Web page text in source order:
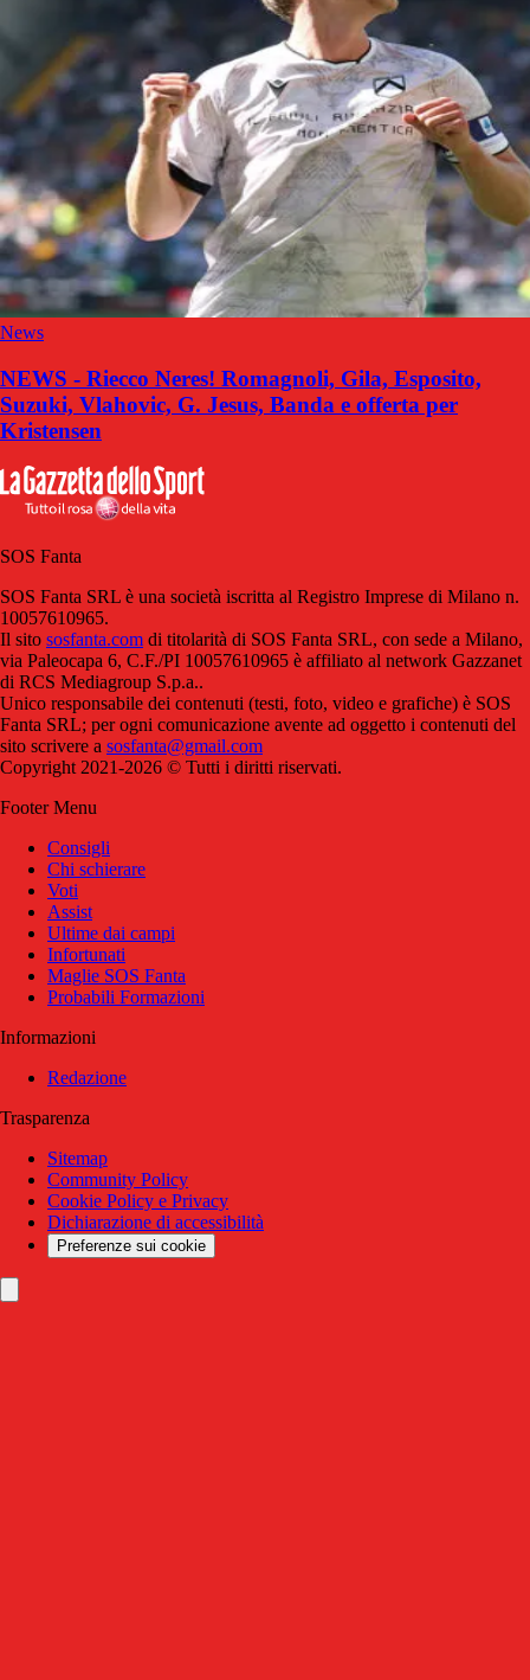
News
NEWS - Riecco Neres! Romagnoli, Gila, Esposito,
Suzuki, Vlahovic, G. Jesus, Banda e offerta per
Kristensen
SOS Fanta
SOS Fanta SRL è una società iscritta al Registro Imprese di Milano n.
10057610965.
Il sito sosfanta.com di titolarità di SOS Fanta SRL, con sede a Milano,
via Paleocapa 6, C.F./PI 10057610965 è affiliato al network Gazzanet
di RCS Mediagroup S.p.a..
Unico responsabile dei contenuti (testi, foto, video e grafiche) è SOS
Fanta SRL; per ogni comunicazione avente ad oggetto i contenuti del
sito scrivere a sosfanta@gmail.com
Copyright 2021-2026 © Tutti i diritti riservati.
Footer Menu
Consigli
Chi schierare
Voti
Assist
Ultime dai campi
Infortunati
Maglie SOS Fanta
Probabili Formazioni
Informazioni
Redazione
Trasparenza
Sitemap
Community Policy
Cookie Policy e Privacy
Dichiarazione di accessibilità
Preferenze sui cookie